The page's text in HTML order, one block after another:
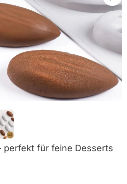
perfekt für feine Desserts